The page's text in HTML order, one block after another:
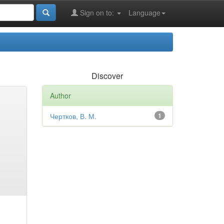
Language
Sign on to:
Discover
Author
1
Чертков, В. М.